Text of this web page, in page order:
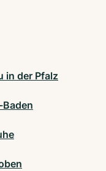
in der Pfalz
Baden